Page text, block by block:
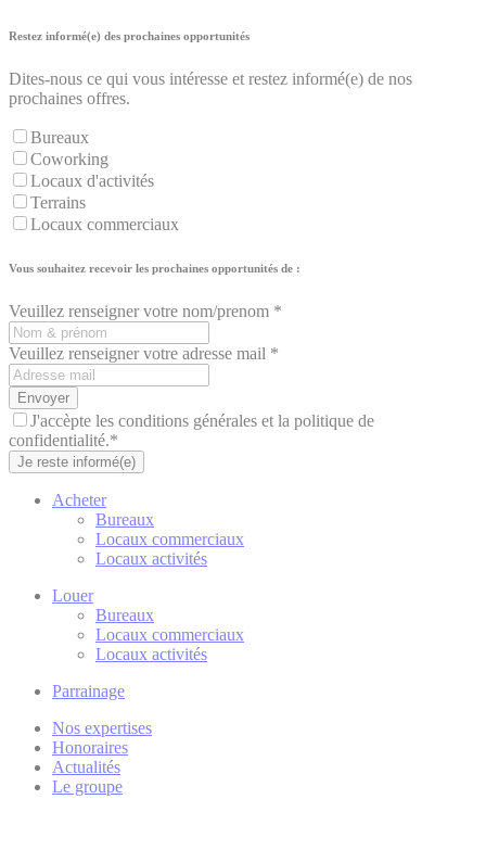
Restez informé(e) des prochaines opportunités
Dites-nous ce qui vous intéresse et restez informé(e) de nos
prochaines offres.
Bureaux
Coworking
Locaux d'activités
Terrains
Locaux commerciaux
Vous souhaitez recevoir les prochaines opportunités de :
Veuillez renseigner votre nom/prenom *
Veuillez renseigner votre adresse mail *
Envoyer
J'accèpte les conditions générales et la politique de
confidentialité.*
Je reste informé(e)
Acheter
Bureaux
Locaux commerciaux
Locaux activités
Louer
Bureaux
Locaux commerciaux
Locaux activités
Parrainage
Nos expertises
Honoraires
Actualités
Le groupe